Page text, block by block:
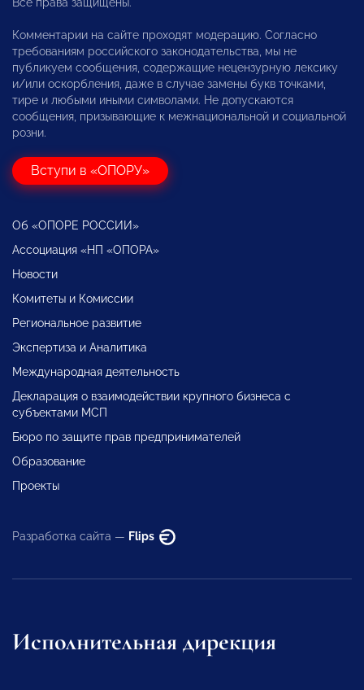
Все права защищены.
Комментарии на сайте проходят модерацию. Согласно
требованиям российского законодательства, мы не
публикуем сообщения, содержащие нецензурную лексику
и/или оскорбления, даже в случае замены букв точками,
тире и любыми иными символами. Не допускаются
сообщения, призывающие к межнациональной и социальной
розни.
Вступи в «ОПОРУ»
Об «ОПОРЕ РОССИИ»
Ассоциация «НП «ОПОРА»
Новости
Комитеты и Комиссии
Региональное развитие
Экспертиза и Аналитика
Международная деятельность
Декларация о взаимодействии крупного бизнеса с
субъектами МСП
Бюро по защите прав предпринимателей
Образование
Проекты
Разработка сайта — Flips
Исполнительная дирекция